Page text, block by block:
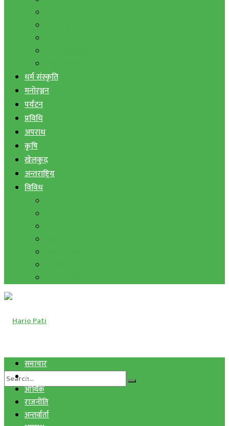
धर्म संस्कृति
मनोरञ्जन
पर्यटन
प्रविधि
अपराध
कृषि
खेलकुद
अन्तराष्ट्रिय
विविध
समाचार
स्वास्थ्य
आर्थिक
राजनीति
अन्तर्वार्ता